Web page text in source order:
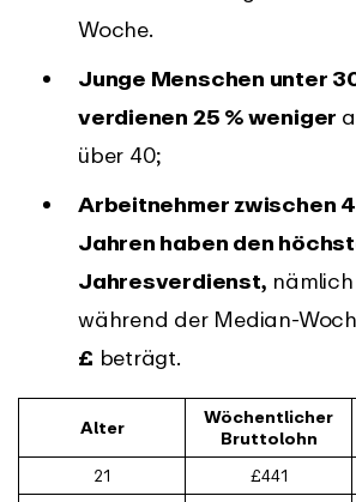
Woche.
Junge Menschen unter
verdienen 25 % weniger
über 40;
Arbeitnehmer zwischen
Jahren haben den
Jahresverdienst, nämlich
während der Median-
£ beträgt.
Alter
Wöchentlicher
Bruttolohn
21
£441